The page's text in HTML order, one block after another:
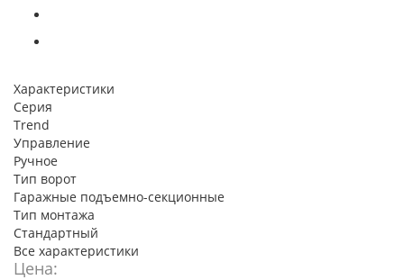
Характеристики
Серия
Trend
Управление
Ручное
Тип ворот
Гаражные подъемно-секционные
Тип монтажа
Стандартный
Все характеристики
Цена: